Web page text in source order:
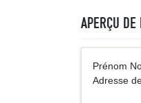
APERÇU
Adresse